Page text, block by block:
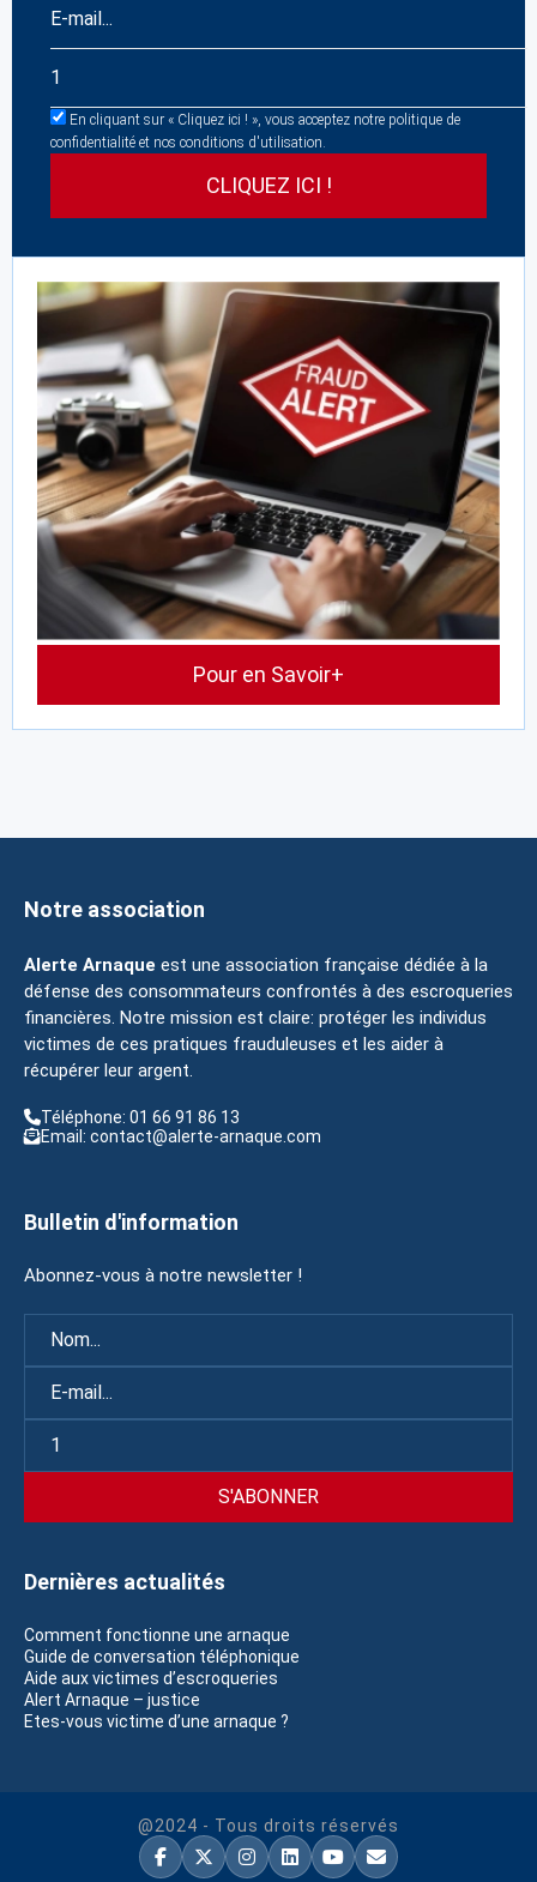
En cliquant sur « Cliquez ici ! », vous acceptez notre politique de
confidentialité et nos conditions d'utilisation.
Pour en Savoir+
Notre association
Alerte Arnaque est une association française dédiée à la
défense des consommateurs confrontés à des escroqueries
financières. Notre mission est claire: protéger les individus
victimes de ces pratiques frauduleuses et les aider à
récupérer leur argent.
Téléphone: 01 66 91 86 13
Email: contact@alerte-arnaque.com
Bulletin d'information
Abonnez-vous à notre newsletter !
Dernières actualités
Comment fonctionne une arnaque
Guide de conversation téléphonique
Aide aux victimes d’escroqueries
Alert Arnaque – justice
Etes-vous victime d’une arnaque ?
@2024 - Tous droits réservés